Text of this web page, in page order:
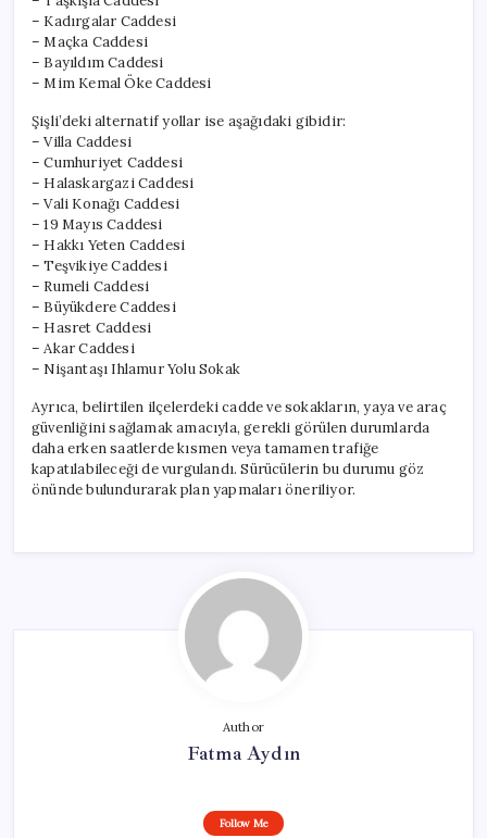
– Kadırgalar Caddesi
– Maçka Caddesi
– Bayıldım Caddesi
– Mim Kemal Öke Caddesi
Şişli’deki alternatif yollar ise aşağıdaki gibidir:
– Villa Caddesi
– Cumhuriyet Caddesi
– Halaskargazi Caddesi
– Vali Konağı Caddesi
– 19 Mayıs Caddesi
– Hakkı Yeten Caddesi
– Teşvikiye Caddesi
– Rumeli Caddesi
– Büyükdere Caddesi
– Hasret Caddesi
– Akar Caddesi
– Nişantaşı Ihlamur Yolu Sokak
Ayrıca, belirtilen ilçelerdeki cadde ve sokakların, yaya ve araç
güvenliğini sağlamak amacıyla, gerekli görülen durumlarda
daha erken saatlerde kısmen veya tamamen trafiğe
kapatılabileceği de vurgulandı. Sürücülerin bu durumu göz
önünde bulundurarak plan yapmaları öneriliyor.
Author
Fatma Aydın
Follow Me